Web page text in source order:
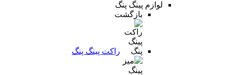
لوازم پینگ پنگ
بازگشت
راکت پینگ پنگ